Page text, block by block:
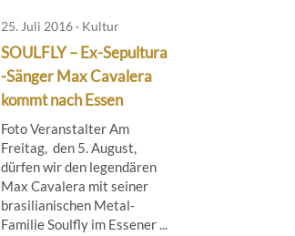
25. Juli 2016 · Kultur
SOULFLY – Ex-Sepultura
-Sänger Max Cavalera
kommt nach Essen
Foto Veranstalter Am
Freitag, den 5. August,
dürfen wir den legendären
Max Cavalera mit seiner
brasilianischen Metal-
Familie Soulfly im Essener ...